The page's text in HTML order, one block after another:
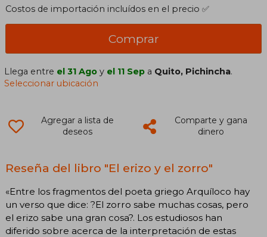
Costos de importación incluídos en el precio ✅
Comprar
Llega entre el 31 Ago y el 11 Sep a Quito, Pichincha.
Seleccionar ubicación
Agregar a lista de
deseos
Comparte y gana
dinero
Reseña del libro "El erizo y el zorro"
«Entre los fragmentos del poeta griego Arquíloco hay
un verso que dice: ?El zorro sabe muchas cosas, pero
el erizo sabe una gran cosa?. Los estudiosos han
diferido sobre acerca de la interpretación de estas